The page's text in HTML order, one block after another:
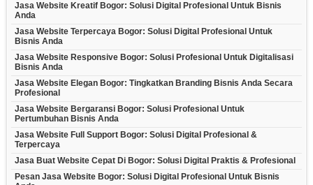
Jasa Website Kreatif Bogor: Solusi Digital Profesional Untuk Bisnis
Anda
Jasa Website Terpercaya Bogor: Solusi Digital Profesional Untuk
Bisnis Anda
Jasa Website Responsive Bogor: Solusi Profesional Untuk Digitalisasi
Bisnis Anda
Jasa Website Elegan Bogor: Tingkatkan Branding Bisnis Anda Secara
Profesional
Jasa Website Bergaransi Bogor: Solusi Profesional Untuk
Pertumbuhan Bisnis Anda
Jasa Website Full Support Bogor: Solusi Digital Profesional &
Terpercaya
Jasa Buat Website Cepat Di Bogor: Solusi Digital Praktis & Profesional
Pesan Jasa Website Bogor: Solusi Digital Profesional Untuk Bisnis